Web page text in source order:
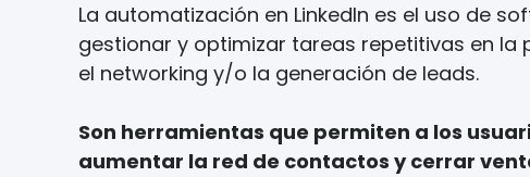
La automatización en LinkedIn es el uso de
gestionar y optimizar tareas repetitivas en
el networking y/o la generación de leads.
Son herramientas que permiten a los
aumentar la red de contactos y cerrar